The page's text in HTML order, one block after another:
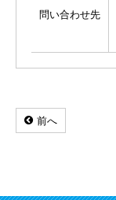
問い合わせ先
前へ